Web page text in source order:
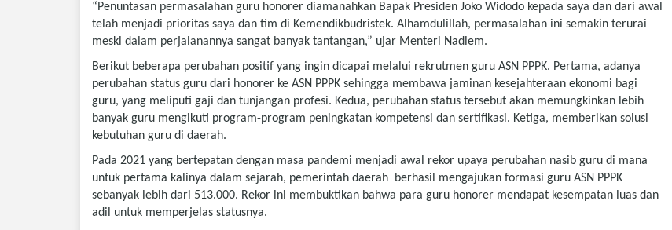
“Penuntasan permasalahan guru honorer diamanahkan Bapak Presiden Joko Widodo kepada saya dan dari awal
telah menjadi prioritas saya dan tim di Kemendikbudristek. Alhamdulillah, permasalahan ini semakin terurai
meski dalam perjalanannya sangat banyak tantangan,” ujar Menteri Nadiem.
Berikut beberapa perubahan positif yang ingin dicapai melalui rekrutmen guru ASN PPPK. Pertama, adanya
perubahan status guru dari honorer ke ASN PPPK sehingga membawa jaminan kesejahteraan ekonomi bagi
guru, yang meliputi gaji dan tunjangan profesi. Kedua, perubahan status tersebut akan memungkinkan lebih
banyak guru mengikuti program-program peningkatan kompetensi dan sertifikasi. Ketiga, memberikan solusi
kebutuhan guru di daerah.
Pada 2021 yang bertepatan dengan masa pandemi menjadi awal rekor upaya perubahan nasib guru di mana
untuk pertama kalinya dalam sejarah, pemerintah daerah berhasil mengajukan formasi guru ASN PPPK
sebanyak lebih dari 513.000. Rekor ini membuktikan bahwa para guru honorer mendapat kesempatan luas dan
adil untuk memperjelas statusnya.